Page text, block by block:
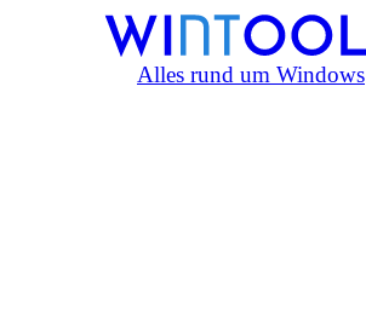
Alles rund um Windows